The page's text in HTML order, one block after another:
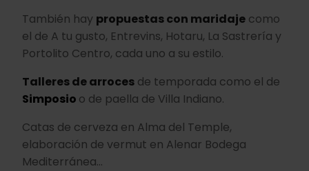
También hay propuestas con maridaje como
el de A tu gusto, Entrevins, Hotaru, La Sastrería y
Portolito Centro, cada uno a su estilo.
Talleres de arroces de temporada como el de
Simposio o de paella de Villa Indiano.
Catas de cerveza en Alma del Temple,
elaboración de vermut en Alenar Bodega
Mediterránea…